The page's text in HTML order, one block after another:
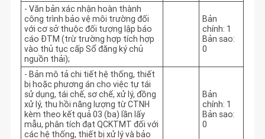
- Văn bản xác nhận hoàn thành
công trình bảo vệ môi trường đối
với cơ sở thuộc đối tượng lập báo
cáo ĐTM (trừ trường hợp tích hợp
vào thủ tục cấp Sổ đăng ký chủ
nguồn thải);
Bản
chính: 1
Bản sao:
0
- Bản mô tả chi tiết hệ thống, thiết
bị hoặc phương án cho việc tự tái
sử dụng, tái chế, sơ chế, xử lý, đồng
xử lý, thu hồi năng lượng từ CTNH
kèm theo kết quả 03 (ba) lần lấy
mẫu, phân tích đạt QCKTMT đối với
các hệ thống, thiết bị xử lý và bảo
Bản
chính: 1
Bản sao:
0